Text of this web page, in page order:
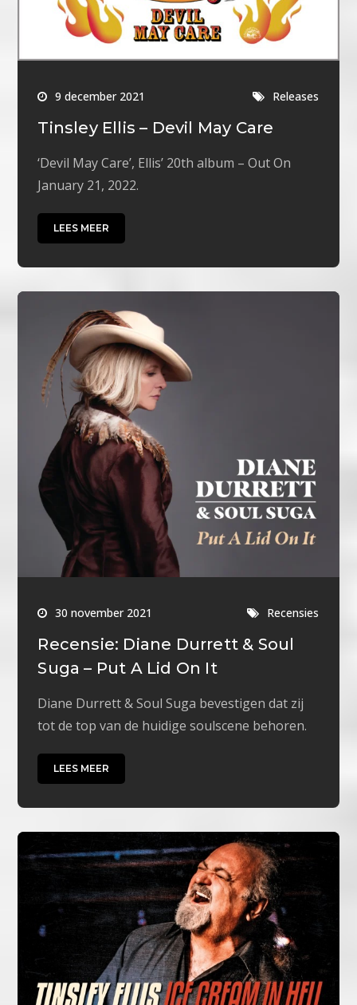
9 december 2021 Releases
Tinsley Ellis – Devil May Care
‘Devil May Care’, Ellis’ 20th album – Out On
January 21, 2022.
LEES MEER
30 november 2021 Recensies
Recensie: Diane Durrett & Soul
Suga – Put A Lid On It
Diane Durrett & Soul Suga bevestigen dat zij
tot de top van de huidige soulscene behoren.
LEES MEER